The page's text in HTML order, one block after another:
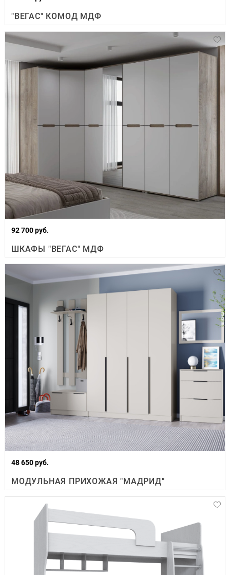
"ВЕГАС" КОМОД МДФ
92 700 руб.
ШКАФЫ "ВЕГАС" МДФ
48 650 руб.
МОДУЛЬНАЯ ПРИХОЖАЯ "МАДРИД"